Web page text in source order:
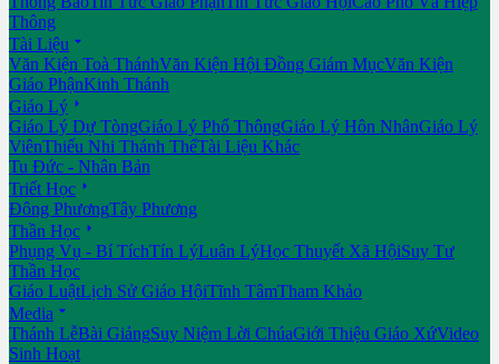
Thông
Tài Liệu 
Văn Kiện Toà ThánhVăn Kiện Hội Đồng Giám MụcVăn Kiện
Giáo PhậnKinh Thánh
Giáo Lý 
Giáo Lý Dự TòngGiáo Lý Phổ ThôngGiáo Lý Hôn NhânGiáo Lý
ViênThiếu Nhi Thánh ThểTài Liệu Khác
Tu Đức - Nhân Bản
Triết Học 
Đông PhươngTây Phương
Thần Học 
Phụng Vụ - Bí TíchTín LýLuân LýHọc Thuyết Xã HộiSuy Tư
Thần Học
Giáo LuậtLịch Sử Giáo HộiTĩnh TâmTham Khảo
Media 
Thánh LễBài GiảngSuy Niệm Lời ChúaGiới Thiệu Giáo XứVideo
Sinh Hoạt